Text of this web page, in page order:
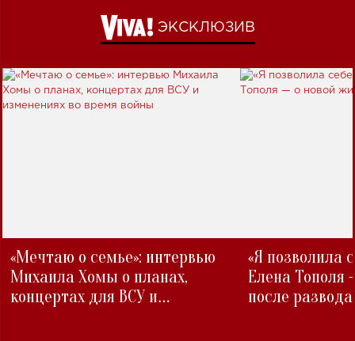
ЭКСКЛЮЗИВ
«Мечтаю о семье»: интервью
Михаила Хомы о планах,
концертах для ВСУ и
«Я позволила
Елена Тополя
после развода